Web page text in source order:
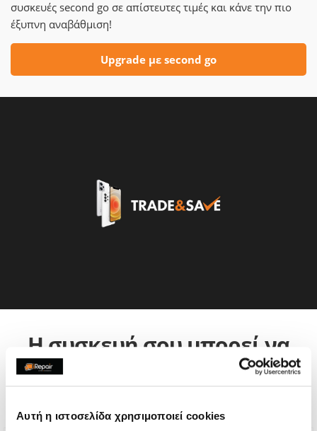
Αυτή η ιστοσελίδα χρησιμοποιεί cookies
συσκευές second go σε απίστευτες τιμές και κάνε την πιο
έξυπνη αναβάθμιση!
Upgrade με second go
Η συσκευή σου μπορεί να
χρειάζεται και κάποια από